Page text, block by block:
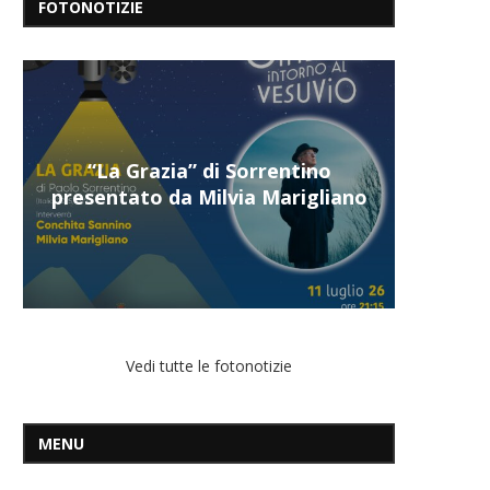
FOTONOTIZIE
“Il respiro del mare”, personale
di Terry Mangiatordi
Vedi tutte le fotonotizie
MENU